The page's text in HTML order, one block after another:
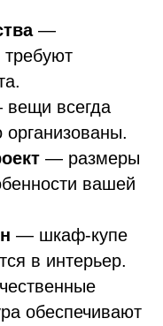
—
всегда
организованы.
— размеры
вашей
— шкаф‑купе
в интерьер.
обеспечивают